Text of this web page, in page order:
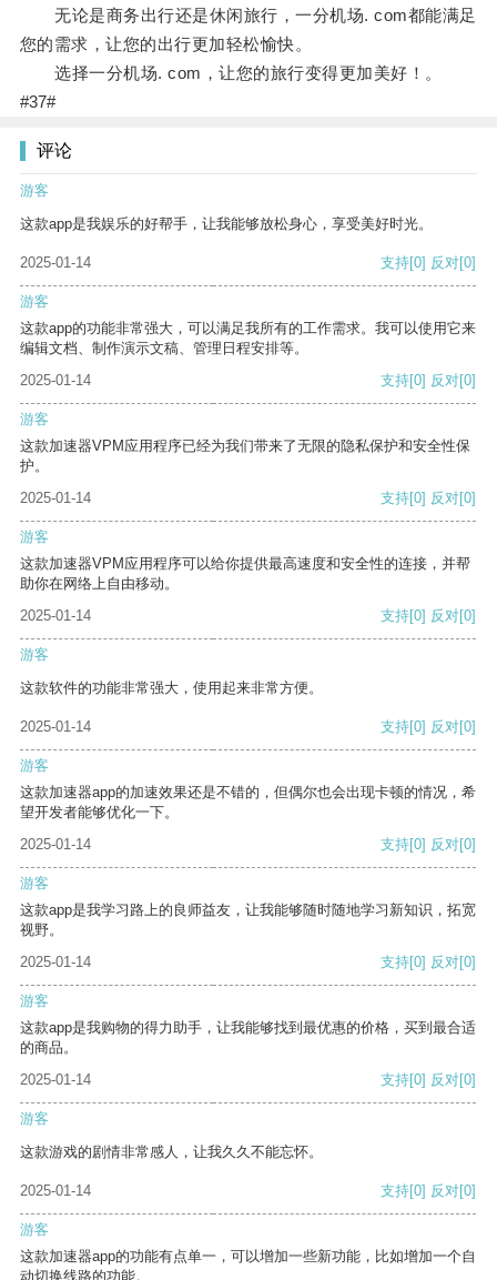
无论是商务出行还是休闲旅行，一分机场. com都能满足
您的需求，让您的出行更加轻松愉快。
选择一分机场. com，让您的旅行变得更加美好！。
#37#
评论
游客
这款app是我娱乐的好帮手，让我能够放松身心，享受美好时光。
2025-01-14 支持[0] 反对[0]
游客
这款app的功能非常强大，可以满足我所有的工作需求。我可以使用它来
编辑文档、制作演示文稿、管理日程安排等。
2025-01-14
支持[0] 反对[0]
游客
这款加速器VPM应用程序已经为我们带来了无限的隐私保护和安全性保
护。
2025-01-14
支持[0] 反对[0]
游客
这款加速器VPM应用程序可以给你提供最高速度和安全性的连接，并帮
助你在网络上自由移动。
2025-01-14
支持[0] 反对[0]
游客
这款软件的功能非常强大，使用起来非常方便。
2025-01-14 支持[0] 反对[0]
游客
这款加速器app的加速效果还是不错的，但偶尔也会出现卡顿的情况，希
望开发者能够优化一下。
2025-01-14
支持[0] 反对[0]
游客
这款app是我学习路上的良师益友，让我能够随时随地学习新知识，拓宽
视野。
2025-01-14
支持[0] 反对[0]
游客
这款app是我购物的得力助手，让我能够找到最优惠的价格，买到最合适
的商品。
2025-01-14
支持[0] 反对[0]
游客
这款游戏的剧情非常感人，让我久久不能忘怀。
2025-01-14 支持[0] 反对[0]
游客
这款加速器app的功能有点单一，可以增加一些新功能，比如增加一个自
动切换线路的功能。